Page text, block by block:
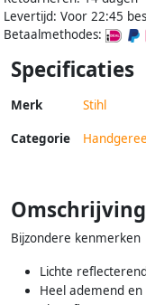
Levertijd: Voor 22:45
Betaalmethodes:
Specificaties
Merk Stihl
Categorie
Omschrijving
Bijzondere kenmerken
Lichte
Heel ademend en